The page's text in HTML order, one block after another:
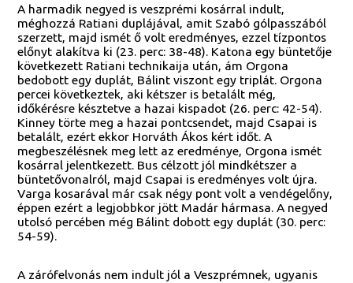
A harmadik negyed is veszprémi kosárral indult,
méghozzá Ratiani duplájával, amit Szabó gólpasszából
szerzett, majd ismét ő volt eredményes, ezzel tízpontos
előnyt alakítva ki (23. perc: 38-48). Katona egy büntetője
következett Ratiani technikaija után, ám Orgona
bedobott egy duplát, Bálint viszont egy triplát. Orgona
percei következtek, aki kétszer is betalált még,
időkérésre késztetve a hazai kispadot (26. perc: 42-54).
Kinney törte meg a hazai pontcsendet, majd Csapai is
betalált, ezért ekkor Horváth Ákos kért időt. A
megbeszélésnek meg lett az eredménye, Orgona ismét
kosárral jelentkezett. Bus célzott jól mindkétszer a
büntetővonalról, majd Csapai is eredményes volt újra.
Varga kosarával már csak négy pont volt a vendégelőny,
éppen ezért a legjobbkor jött Madár hármasa. A negyed
utolsó percében még Bálint dobott egy duplát (30. perc:
54-59).
A zárófelvonás nem indult jól a Veszprémnek, ugyanis